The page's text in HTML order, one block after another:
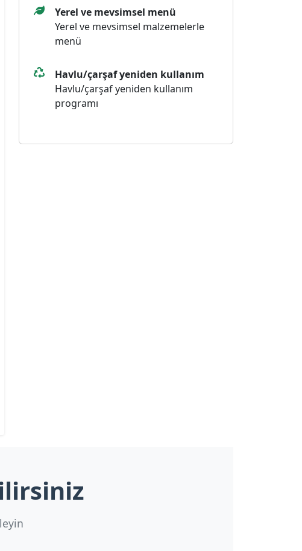
Yerel ve mevsimsel menü
Yerel ve mevsimsel malzemelerle
menü
Havlu/çarşaf yeniden kullanım
Havlu/çarşaf yeniden kullanım
programı